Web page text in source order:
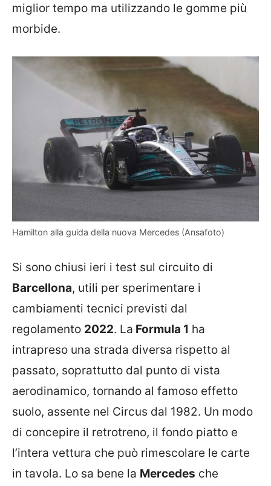
miglior tempo ma utilizzando le gomme più
morbide.
Hamilton alla guida della nuova Mercedes (Ansafoto)
Si sono chiusi ieri i test sul circuito di
Barcellona, utili per sperimentare i
cambiamenti tecnici previsti dal
regolamento 2022. La Formula 1 ha
intrapreso una strada diversa rispetto al
passato, soprattutto dal punto di vista
aerodinamico, tornando al famoso effetto
suolo, assente nel Circus dal 1982. Un modo
di concepire il retrotreno, il fondo piatto e
l’intera vettura che può rimescolare le carte
in tavola. Lo sa bene la Mercedes che